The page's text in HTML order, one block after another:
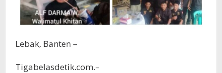
Lebak, Banten –
Tigabelasdetik.com.–